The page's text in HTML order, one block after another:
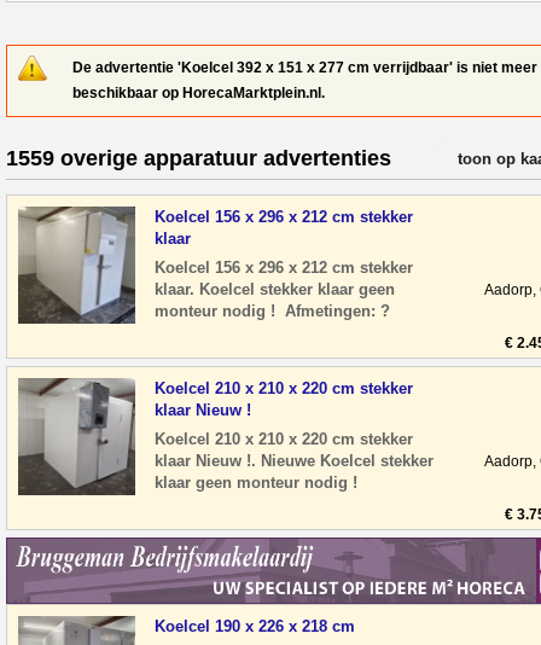
De advertentie 'Koelcel 392 x 151 x 277 cm verrijdbaar' is niet meer
beschikbaar op HorecaMarktplein.nl.
1559 overige apparatuur advertenties verfijn
toon op
Koelcel 156 x 296 x 212 cm stekker
klaar
Koelcel 156 x 296 x 212 cm stekker
klaar. Koelcel stekker klaar geen
monteur nodig ! Afmetingen: ?
Hoogte: 212 cm
Aadorp,
€
Koelcel 210 x 210 x 220 cm stekker
klaar Nieuw !
Koelcel 210 x 210 x 220 cm stekker
klaar Nieuw !. Nieuwe Koelcel stekker
klaar geen monteur nodig !
Diepte: 210 cm ? H
Aadorp,
€
Koelcel 190 x 226 x 218 cm